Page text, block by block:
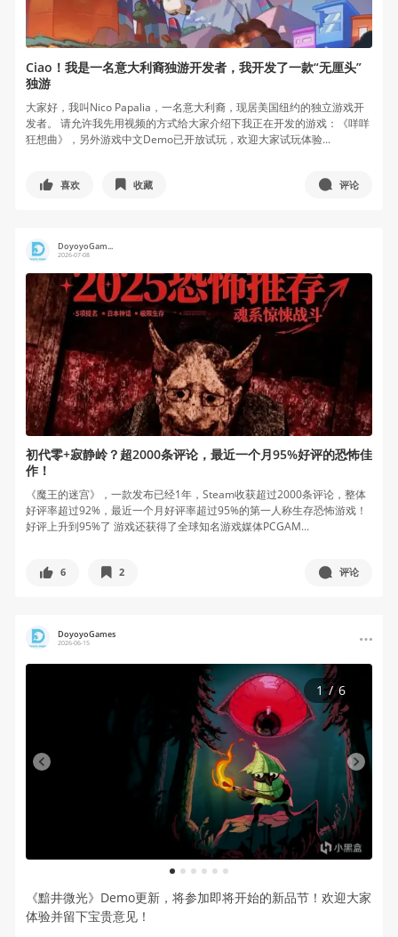
Ciao！我是一名意大利裔独游开发者，我开发了一款“无厘头”
独游
大家好，我叫Nico Papalia，一名意大利裔，现居美国纽约的独立游戏开
发者。 请允许我先用视频的方式给大家介绍下我正在开发的游戏：《咩咩
狂想曲》，另外游戏中文Demo已开放试玩，欢迎大家试玩体验...
喜欢 收藏 评论
DoyoyoGam...
2026-07-08
初代零+寂静岭？超2000条评论，最近一个月95%好评的恐怖佳
作！
《魔王的迷宫》，一款发布已经1年，Steam收获超过2000条评论，整体
好评率超过92%，最近一个月好评率超过95%的第一人称生存恐怖游戏！
好评上升到95%了 游戏还获得了全球知名游戏媒体PCGAM...
6 2 评论
DoyoyoGames
2026-06-15
1 2 3 4 5 6
1 /6
《黯井微光》Demo更新，将参加即将开始的新品节！欢迎大家
体验并留下宝贵意见！